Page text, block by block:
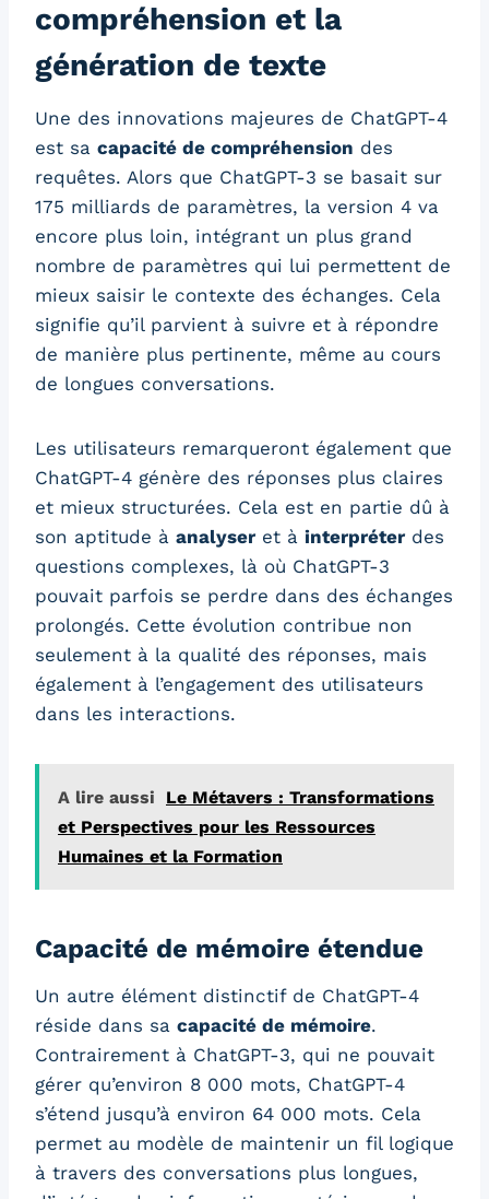
compréhension et la
génération de texte
Une des innovations majeures de ChatGPT-4
est sa capacité de compréhension des
requêtes. Alors que ChatGPT-3 se basait sur
175 milliards de paramètres, la version 4 va
encore plus loin, intégrant un plus grand
nombre de paramètres qui lui permettent de
mieux saisir le contexte des échanges. Cela
signifie qu’il parvient à suivre et à répondre
de manière plus pertinente, même au cours
de longues conversations.
Les utilisateurs remarqueront également que
ChatGPT-4 génère des réponses plus claires
et mieux structurées. Cela est en partie dû à
son aptitude à analyser et à interpréter des
questions complexes, là où ChatGPT-3
pouvait parfois se perdre dans des échanges
prolongés. Cette évolution contribue non
seulement à la qualité des réponses, mais
également à l’engagement des utilisateurs
dans les interactions.
A lire aussi
Le Métavers : Transformations
et Perspectives pour les Ressources
Humaines et la Formation
Capacité de mémoire étendue
Un autre élément distinctif de ChatGPT-4
réside dans sa capacité de mémoire.
Contrairement à ChatGPT-3, qui ne pouvait
gérer qu’environ 8 000 mots, ChatGPT-4
s’étend jusqu’à environ 64 000 mots. Cela
permet au modèle de maintenir un fil logique
à travers des conversations plus longues,